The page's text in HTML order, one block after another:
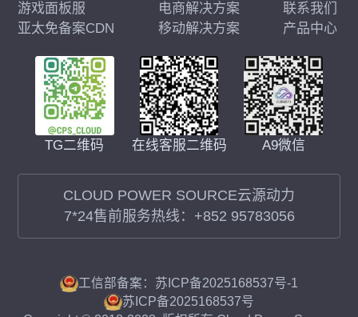
TG二维码 在线客服二维码 A9微信
CLOUD POWER SOURCE云源动力
7*24售前服务热线： +852 95783056
游戏面板服
亚太免备案CDN
电商解决方案
移动解决方案
联系我们
产品中心
工信部备案：苏ICP备2025168537号-1
苏ICP备2025168537号